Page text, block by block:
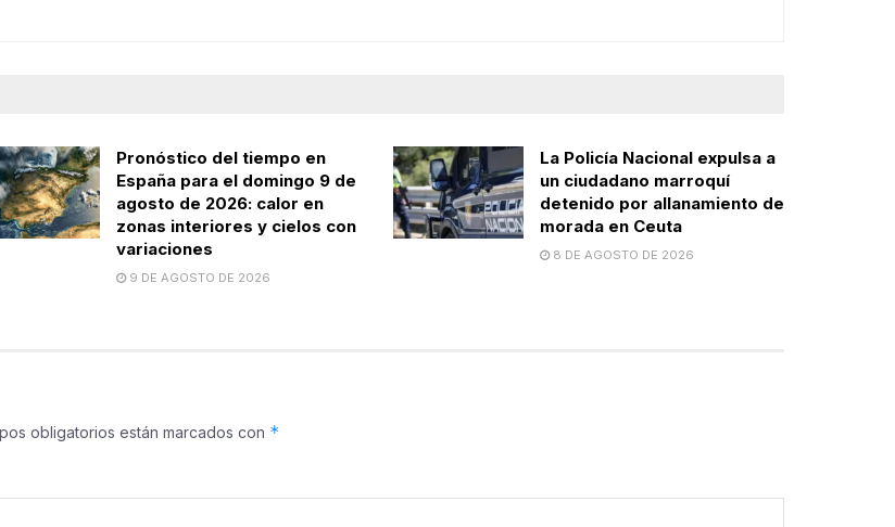
Pronóstico del tiempo en
España para el domingo 9 de
agosto de 2026: calor en
zonas interiores y cielos con
variaciones
9 DE AGOSTO DE 2026
La Policía Nacional expulsa a
un ciudadano marroquí
detenido por allanamiento de
morada en Ceuta
8 DE AGOSTO DE 2026
obligatorios están marcados con *